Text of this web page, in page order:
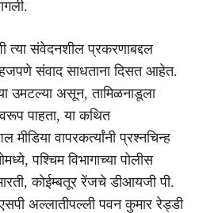
त्या संवेदनशील प्रकरणाबद्दल
संवाद साधताना दिसत आहेत.
उमटल्या असून, तामिळनाडूला
पाहता, या कथित
वापरकर्त्यांनी प्रश्नचिन्ह
पश्चिम विभागाच्या पोलीस
कोईम्बतूर रेंजचे डीआयजी पी.
अल्लातीपल्ली पवन कुमार रेड्डी